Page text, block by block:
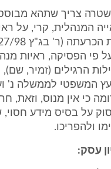
צריך שתהא
המנהלית, קרי, על
פי הפסיקה, ראיות
הרגילים (זמיר, שם),
89 היועץ המשפטי
כי אין מנוס, וזאת,
על בסיס מידע
ולהפריכו.
עסק: